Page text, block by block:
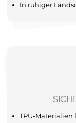
In ruhiger
TPU-Materialien